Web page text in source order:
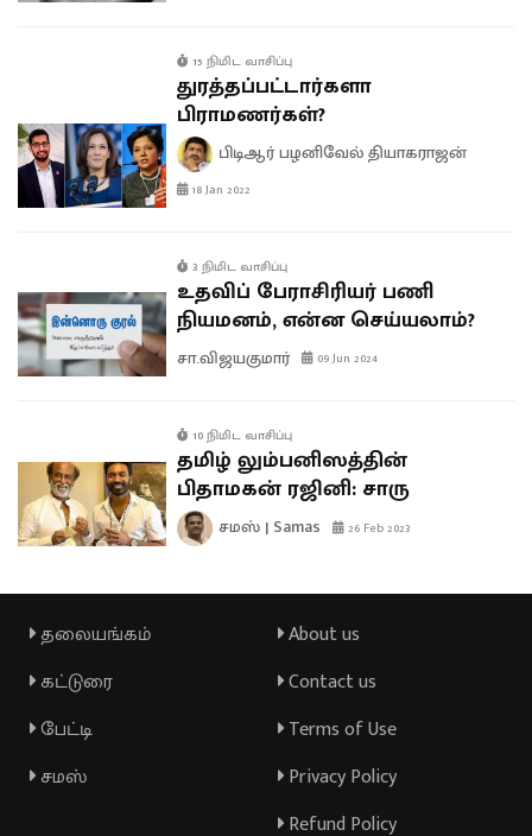
15 நிமிட வாசிப்பு
துரத்தப்பட்டார்களா
பிராமணர்கள்?
பிடிஆர் பழனிவேல் தியாகராஜன்
18 Jan 2022
3 நிமிட வாசிப்பு
உதவிப் பேராசிரியர் பணி
நியமனம், என்ன செய்யலாம்?
சா.விஜயகுமார் 09 Jun 2024
10 நிமிட வாசிப்பு
தமிழ் லும்பனிஸத்தின்
பிதாமகன் ரஜினி: சாரு
சமஸ் | Samas 26 Feb 2023
தலையங்கம்
கட்டுரை
பேட்டி
சமஸ்
About us
Contact us
Terms of Use
Privacy Policy
Refund Policy